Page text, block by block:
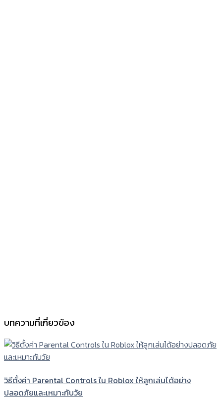
บทความที่เกี่ยวข้อง
วิธีตั้งค่า Parental Controls ใน Roblox ให้ลูกเล่นได้อย่าง
ปลอดภัยและเหมาะกับวัย